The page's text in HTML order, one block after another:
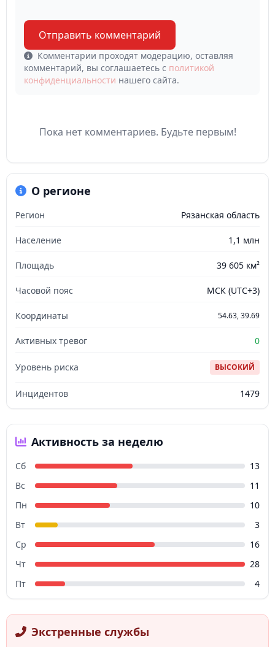
Отправить комментарий
Комментарии проходят модерацию, оставляя
комментарий, вы соглашаетесь с политикой
конфиденциальности нашего сайта.
Пока нет комментариев. Будьте первым!
О регионе
Регион Рязанская область
Население 1,1 млн
Площадь 39 605 км²
Часовой пояс МСК (UTC+3)
Координаты 54.63, 39.69
Активных тревог 0
Уровень риска ВЫСОКИЙ
Инцидентов 1479
Активность за неделю
Сб
13
Вс
11
Пн
10
Вт
3
Ср
16
Чт
28
Пт
4
Экстренные службы